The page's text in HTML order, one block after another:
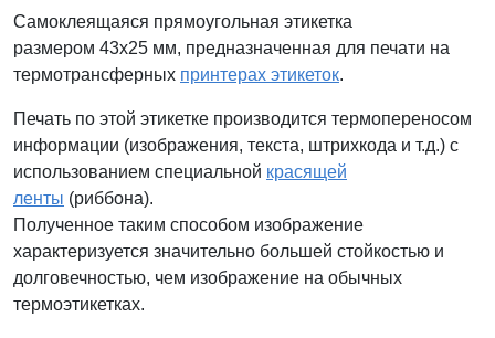
Самоклеящаяся прямоугольная этикетка
размером 43x25 мм, предназначенная для печати на
термотрансферных принтерах этикеток.
Печать по этой этикетке производится термопереносом
информации (изображения, текста, штрихкода и т.д.) с
использованием специальной красящей
ленты (риббона).
Полученное таким способом изображение
характеризуется значительно большей стойкостью и
долговечностью, чем изображение на обычных
термоэтикетках.